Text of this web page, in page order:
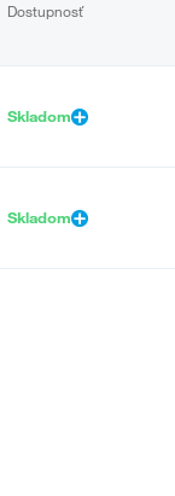
Dostupnosť
Skladom
Skladom